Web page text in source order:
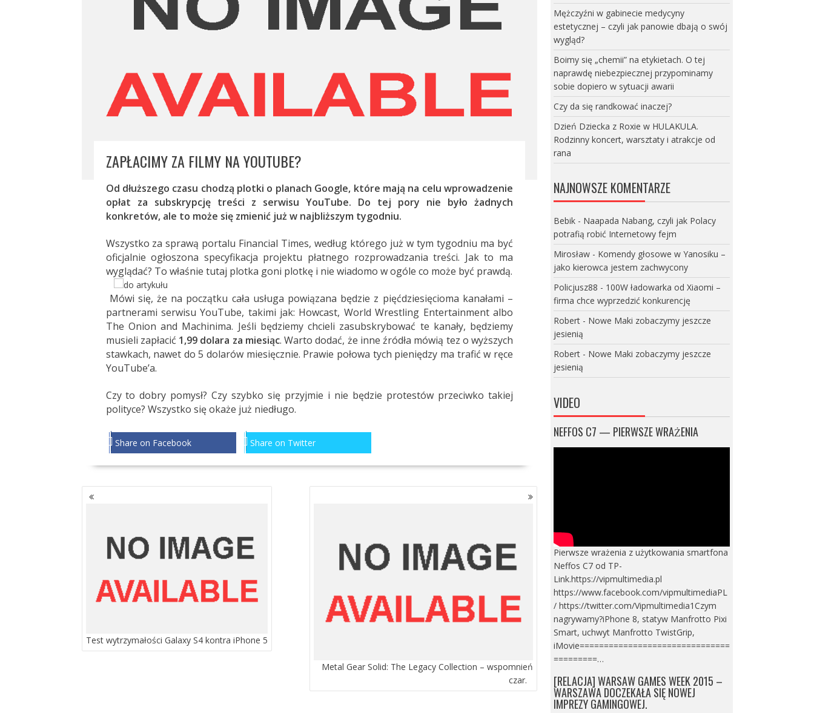
ZAPŁACIMY ZA FILMY NA YOUTUBE?
Od dłuższego czasu chodzą plotki o planach Google, które mają na celu wprowadzenie
opłat za subskrypcję treści z serwisu YouTube. Do tej pory nie było żadnych
konkretów, ale to może się zmienić już w najbliższym tygodniu.
Wszystko za sprawą portalu Financial Times, według którego już w tym tygodniu ma być
oficjalnie ogłoszona specyfikacja projektu płatnego rozprowadzania treści. Jak to ma
wyglądać? To właśnie tutaj plotka goni plotkę i nie wiadomo w ogóle co może być prawdą.
Mówi się, że na początku cała usługa powiązana będzie z pięćdziesięcioma kanałami –
partnerami serwisu YouTube, takimi jak: Howcast, World Wrestling Entertainment albo
The Onion and Machinima. Jeśli będziemy chcieli zasubskrybować te kanały, będziemy
musieli zapłacić 1,99 dolara za miesiąc. Warto dodać, że inne źródła mówią tez o wyższych
stawkach, nawet do 5 dolarów miesięcznie. Prawie połowa tych pieniędzy ma trafić w ręce
YouTube’a.
Czy to dobry pomysł? Czy szybko się przyjmie i nie będzie protestów przeciwko takiej
polityce? Wszystko się okaże już niedługo.
Share on Facebook Share on Twitter
NAWIGACJA
PO
Test wytrzymałości Galaxy S4 kontra iPhone 5
Metal Gear Solid: The Legacy Collection – wspomnień
czar.
Mężczyźni w gabinecie medycyny
estetycznej – czyli jak panowie dbają o swój
wygląd?
Boimy się „chemii” na etykietach. O tej
naprawdę niebezpiecznej przypominamy
sobie dopiero w sytuacji awarii
Czy da się randkować inaczej?
Dzień Dziecka z Roxie w HULAKULA.
Rodzinny koncert, warsztaty i atrakcje od
rana
NAJNOWSZE KOMENTARZE
Bebik- Naapada Nabang, czyli jak Polacy
potrafią robić Internetowy fejm
Mirosław- Komendy głosowe w Yanosiku –
jako kierowca jestem zachwycony
Policjusz88 - 100W ładowarka od Xiaomi –
firma chce wyprzedzić konkurencję
Robert- Nowe Maki zobaczymy jeszcze
jesienią
Robert- Nowe Maki zobaczymy jeszcze
jesienią
VIDEO
NEFFOS C7 — PIERWSZE WRAŻENIA
Pierwsze wrażenia z użytkowania smartfona
Neffos C7 od TP-
Link.https://vipmultimedia.pl
https://www.facebook.com/vipmultimediaPL
/ https://twitter.com/Vipmultimedia1Czym
nagrywamy?iPhone 8, statyw Manfrotto Pixi
Smart, uchwyt Manfrotto TwistGrip,
iMovie===============================
=========…
[RELACJA] WARSAW GAMES WEEK 2015 –
WARSZAWA DOCZEKAŁA SIĘ NOWEJ
IMPREZY GAMINGOWEJ.